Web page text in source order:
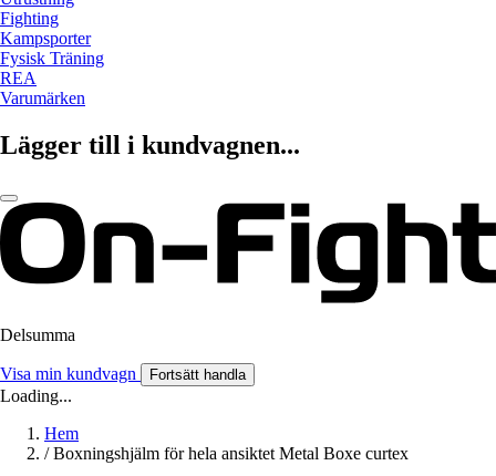
Fighting
Kampsporter
Fysisk Träning
REA
Varumärken
Lägger till i kundvagnen...
Delsumma
Visa min kundvagn Fortsätt handla
Loading...
Hem
/ Boxningshjälm för hela ansiktet Metal Boxe curtex